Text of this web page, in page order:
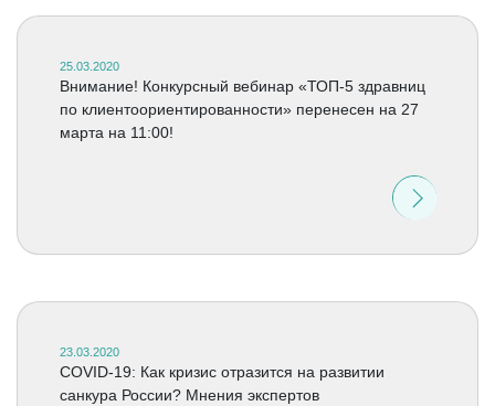
25.03.2020
Внимание! Конкурсный вебинар «ТОП-5 здравниц
по клиентоориентированности» перенесен на 27
марта на 11:00!
23.03.2020
COVID-19: Как кризис отразится на развитии
санкура России? Мнения экспертов